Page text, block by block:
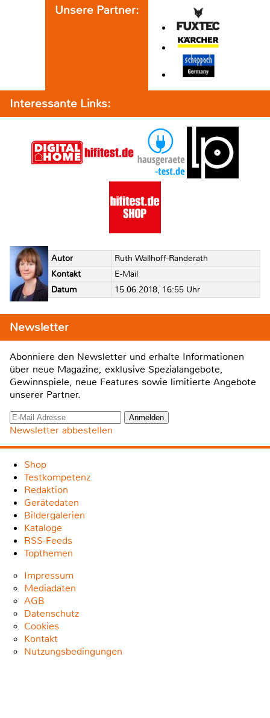
Unsere Partner:
Interessante Links:
Autor
Ruth Wallhoff-Randerath
Kontakt
E-Mail
Datum
15.06.2018, 16:55 Uhr
Newsletter
Abonniere den Newsletter und erhalte Informationen
über neue Magazine, exklusive Spezialangebote,
Gewinnspiele, neue Features sowie limitierte Angebote
unserer Partner.
Newsletter abbestellen
Shop
Testkompetenz
Redaktion
Gerätedaten
Bildergalerien
Kataloge
RSS-Feeds
Topthemen
Impressum
Mediadaten
AGB
Datenschutz
Cookies
Kontakt
Nutzungsbedingungen